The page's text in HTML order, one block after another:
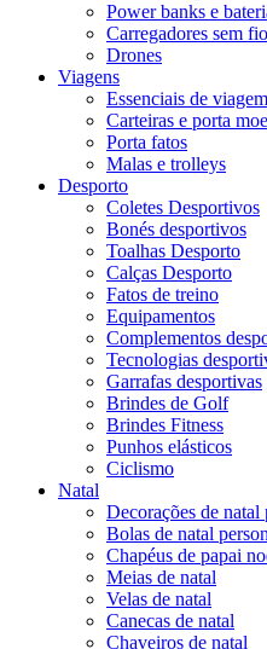
Power banks e
Carregadores sem
Drones
Viagens
Essenciais de viagem
Carteiras e porta
Porta fatos
Malas e trolleys
Desporto
Coletes Desportivos
Bonés desportivos
Toalhas Desporto
Calças Desporto
Fatos de treino
Equipamentos
Complementos
Tecnologias
Garrafas desportivas
Brindes de Golf
Brindes Fitness
Punhos elásticos
Ciclismo
Natal
Decorações de natal
Bolas de natal
Chapéus de papai
Meias de natal
Velas de natal
Canecas de natal
Chaveiros de natal